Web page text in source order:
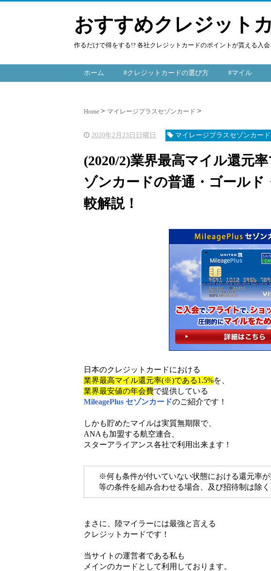
おすすめクレジット
作るだけで得をする!? 各社クレジットカードのポイントが貰える入
ホーム #クレジットカードの選び方 #マイル
Home マイレージプラスセゾンカード
2020年2月23日日曜日 マイレージプラスセゾンカード
(2020/2)業界最高マイル還元
ゾンカードの普通・ゴールド
較解説！
日本のクレジットカードにおける
業界最高マイル還元率(※)である1.5%を、
業界最安値の年会費で提供している
MileagePlus セゾンカードのご紹介です！
しかも貯めたマイルは実質無期限で、
ANAも加盟する航空連合、
スターアライアンス各社で利用出来ます！
※何も条件が付いていない状態における還元率
等の条件を組み合わせる場合、及び招待制は除
まさに、陸マイラーには最強と言える
クレジットカードです！
当サイトの運営者である私も
メインのカードとして利用しております。